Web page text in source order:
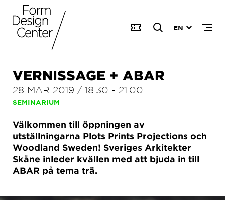
EN
VERNISSAGE + ABAR
28 MAR 2019 / 18.30 - 21.00
SEMINARIUM
Välkommen till öppningen av
utställningarna Plots Prints Projections och
Woodland Sweden! Sveriges Arkitekter
Skåne inleder kvällen med att bjuda in till
ABAR på tema trä.